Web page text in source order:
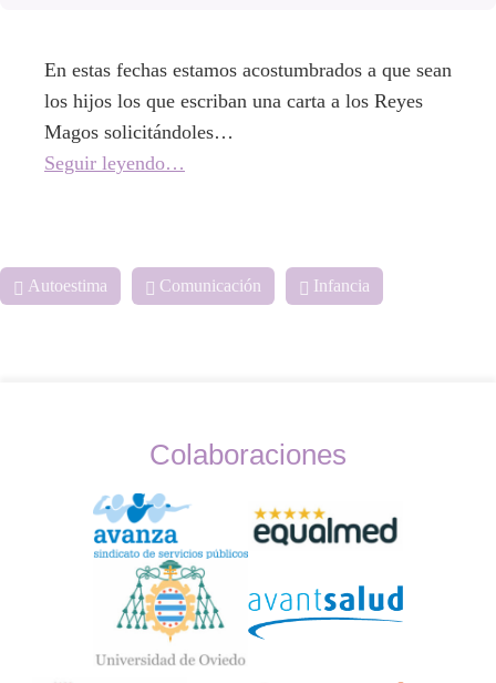
En estas fechas estamos acostumbrados a que sean
los hijos los que escriban una carta a los Reyes
Magos solicitándoles…
Seguir leyendo…
Autoestima Comunicación Infancia
Colaboraciones